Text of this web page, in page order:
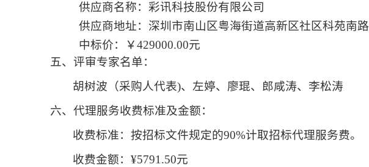
供应商名称：彩讯科技股份有限公司
供应商地址： 深圳市南山区粤海街道高新区社区科苑南路
中标价：
￥429000.00元
五、评审专家名单：
胡树波（采购人代表)、左婷、廖琨、郎咸涛、李松涛
六、 代理服务收费标准及金额：
收费标准：按招标文件规定的90%计取招标代理服务费。
收费金额：¥5791.50元